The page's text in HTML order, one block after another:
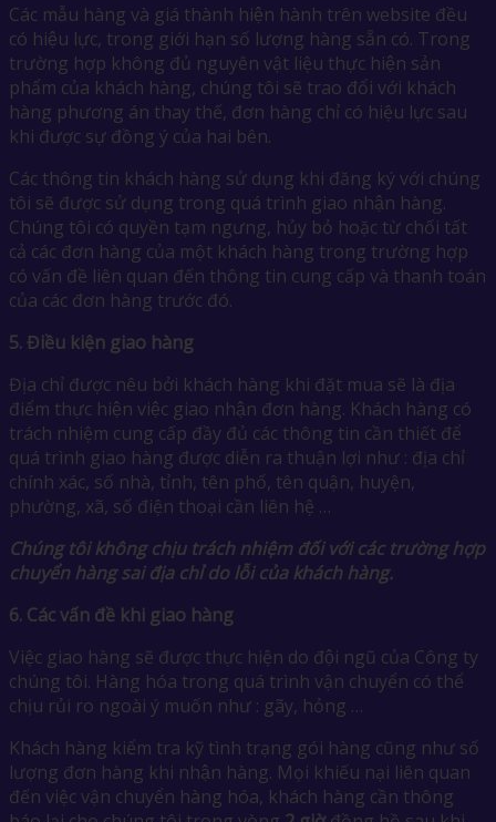
Các mẫu hàng và giá thành hiện hành trên website đều
có hiệu lực, trong giới hạn số lượng hàng sẵn có. Trong
trường hợp không đủ nguyên vật liệu thực hiện sản
phẩm của khách hàng, chúng tôi sẽ trao đổi với khách
hàng phương án thay thế, đơn hàng chỉ có hiệu lực sau
khi được sự đồng ý của hai bên.
Các thông tin khách hàng sử dụng khi đăng ký với chúng
tôi sẽ được sử dụng trong quá trình giao nhận hàng.
Chúng tôi có quyền tạm ngưng, hủy bỏ hoặc từ chối tất
cả các đơn hàng của một khách hàng trong trường hợp
có vấn đề liên quan đến thông tin cung cấp và thanh toán
của các đơn hàng trước đó.
5. Điều kiện giao hàng
Địa chỉ được nêu bởi khách hàng khi đặt mua sẽ là địa
điểm thực hiện việc giao nhận đơn hàng. Khách hàng có
trách nhiệm cung cấp đầy đủ các thông tin cần thiết để
quá trình giao hàng được diễn ra thuận lợi như : địa chỉ
chính xác, số nhà, tỉnh, tên phố, tên quận, huyện,
phường, xã, số điện thoại cần liên hệ …
Chúng tôi không chịu trách nhiệm đối với các trường hợp
chuyển hàng sai địa chỉ do lỗi của khách hàng.
6. Các vấn đề khi giao hàng
Việc giao hàng sẽ được thực hiện do đội ngũ của Công ty
chúng tôi. Hàng hóa trong quá trình vận chuyển có thể
chịu rủi ro ngoài ý muốn như : gãy, hỏng …
Khách hàng kiểm tra kỹ tình trạng gói hàng cũng như số
lượng đơn hàng khi nhận hàng. Mọi khiếu nại liên quan
đến việc vận chuyển hàng hóa, khách hàng cần thông